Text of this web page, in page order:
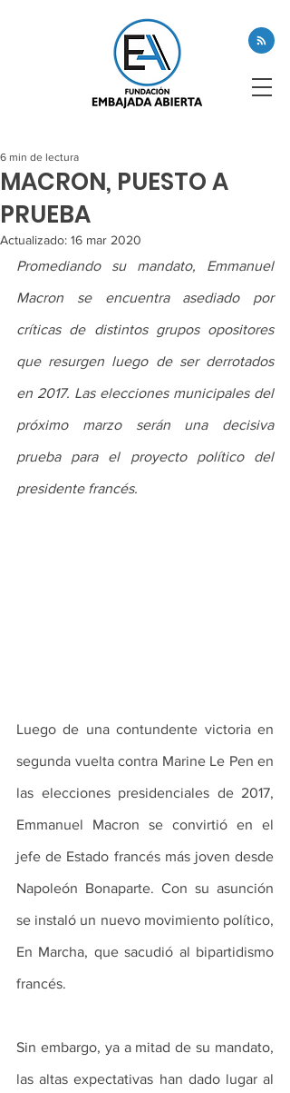
MACRON, PUESTO A
PRUEBA
6 min de lectura
Actualizado: 16 mar 2020
Promediando su mandato, Emmanuel
Macron se encuentra asediado por
críticas de distintos grupos opositores
que resurgen luego de ser derrotados
en 2017. Las elecciones municipales del
próximo marzo serán una decisiva
prueba para el proyecto político del
presidente francés.
Luego de una contundente victoria en
segunda vuelta contra Marine Le Pen en
las elecciones presidenciales de 2017,
Emmanuel Macron se convirtió en el
jefe de Estado francés más joven desde
Napoleón Bonaparte. Con su asunción
se instaló un nuevo movimiento político,
En Marcha, que sacudió al bipartidismo
francés.
Sin embargo, ya a mitad de su mandato,
las altas expectativas han dado lugar al